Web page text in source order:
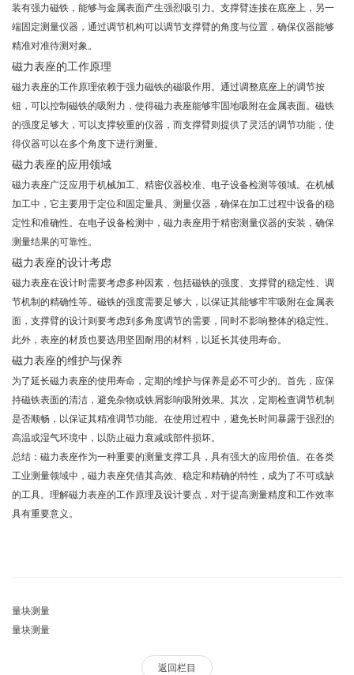
装有强力磁铁，能够与金属表面产生强烈吸引力。支撑臂连接在底座上，另一
端固定测量仪器，通过调节机构可以调节支撑臂的角度与位置，确保仪器能够
精准对准待测对象。
磁力表座的工作原理
磁力表座的工作原理依赖于强力磁铁的磁吸作用。通过调整底座上的调节按
钮，可以控制磁铁的吸附力，使得磁力表座能够牢固地吸附在金属表面。磁铁
的强度足够大，可以支撑较重的仪器，而支撑臂则提供了灵活的调节功能，使
得仪器可以在多个角度下进行测量。
磁力表座的应用领域
磁力表座广泛应用于机械加工、精密仪器校准、电子设备检测等领域。在机械
加工中，它主要用于定位和固定量具、测量仪器，确保在加工过程中设备的稳
定性和准确性。在电子设备检测中，磁力表座用于精密测量仪器的安装，确保
测量结果的可靠性。
磁力表座的设计考虑
磁力表座在设计时需要考虑多种因素，包括磁铁的强度、支撑臂的稳定性、调
节机制的精确性等。磁铁的强度需要足够大，以保证其能够牢牢吸附在金属表
面，支撑臂的设计则要考虑到多角度调节的需要，同时不影响整体的稳定性。
此外，表座的材质也要选用坚固耐用的材料，以延长其使用寿命。
磁力表座的维护与保养
为了延长磁力表座的使用寿命，定期的维护与保养是必不可少的。首先，应保
持磁铁表面的清洁，避免杂物或铁屑影响吸附效果。其次，定期检查调节机制
是否顺畅，以保证其精准调节功能。在使用过程中，避免长时间暴露于强烈的
高温或湿气环境中，以防止磁力衰减或部件损坏。
总结：磁力表座作为一种重要的测量支撑工具，具有强大的应用价值。在各类
工业测量领域中，磁力表座凭借其高效、稳定和精确的特性，成为了不可或缺
的工具。理解磁力表座的工作原理及设计要点，对于提高测量精度和工作效率
具有重要意义。
量块测量
量块测量
返回栏目